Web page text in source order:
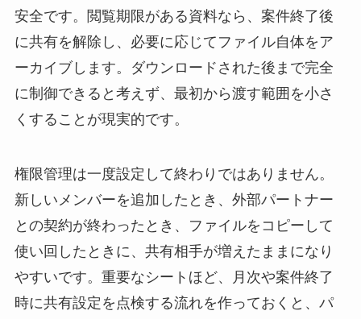
安全です。閲覧期限がある資料なら、案件終了後
に共有を解除し、必要に応じてファイル自体をア
ーカイブします。ダウンロードされた後まで完全
に制御できると考えず、最初から渡す範囲を小さ
くすることが現実的です。
権限管理は一度設定して終わりではありません。
新しいメンバーを追加したとき、外部パートナー
との契約が終わったとき、ファイルをコピーして
使い回したときに、共有相手が増えたままになり
やすいです。重要なシートほど、月次や案件終了
時に共有設定を点検する流れを作っておくと、パ